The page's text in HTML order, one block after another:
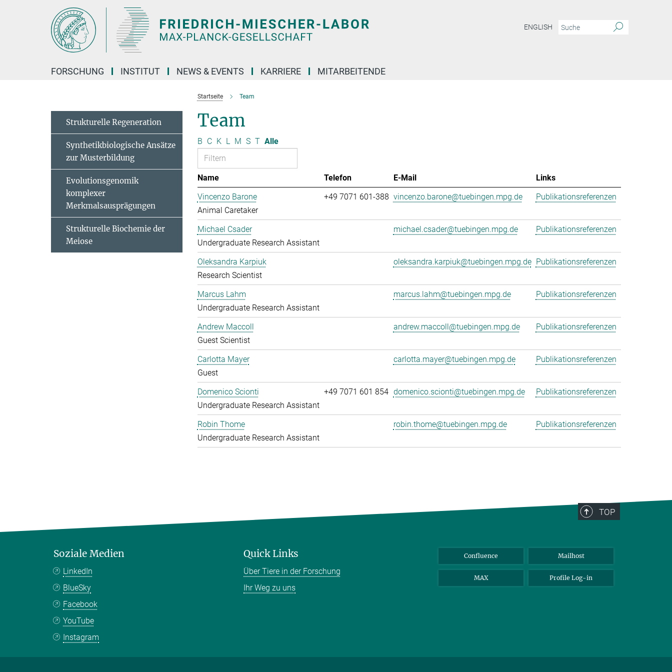
ENGLISH
FORSCHUNG INSTITUT NEWS & EVENTS KARRIERE MITARBEITENDE
Startseite Team
Team
B C K L M S T Alle
Name Telefon E-Mail
Links
Vincenzo Barone
Animal Caretaker
+49 7071 601-388 vincenzo.barone@tuebingen.mpg.de Publikationsreferenzen
Michael Csader
Undergraduate Research Assistant
michael.csader@tuebingen.mpg.de Publikationsreferenzen
Oleksandra Karpiuk
Research Scientist
oleksandra.karpiuk@tuebingen.mpg.de Publikationsreferenzen
Marcus Lahm
Undergraduate Research Assistant
marcus.lahm@tuebingen.mpg.de Publikationsreferenzen
Andrew Maccoll
Guest Scientist
andrew.maccoll@tuebingen.mpg.de Publikationsreferenzen
Carlotta Mayer
Guest
carlotta.mayer@tuebingen.mpg.de Publikationsreferenzen
Domenico Scionti
Undergraduate Research Assistant
+49 7071 601 854 domenico.scionti@tuebingen.mpg.de Publikationsreferenzen
Robin Thome
Undergraduate Research Assistant
robin.thome@tuebingen.mpg.de Publikationsreferenzen
Strukturelle Regeneration
Synthetikbiologische Ansätze
zur Musterbildung
Evolutionsgenomik
komplexer
Merkmalsausprägungen
Strukturelle Biochemie der
Meiose
TOP
Soziale Medien
LinkedIn
BlueSky
Facebook
YouTube
Instagram
Quick Links
Über Tiere in der Forschung
Ihr Weg zu uns
Confluence Mailhost
MAX Profile Log-in